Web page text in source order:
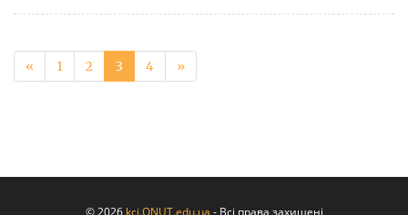
« 1 2 3 4 »
© 2026 kci.ONUT.edu.ua - Всі права захищені